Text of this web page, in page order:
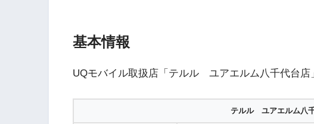
基本情報
UQモバイル取扱店「テルル ユアエルム八千代台店
テルル ユアエルム八